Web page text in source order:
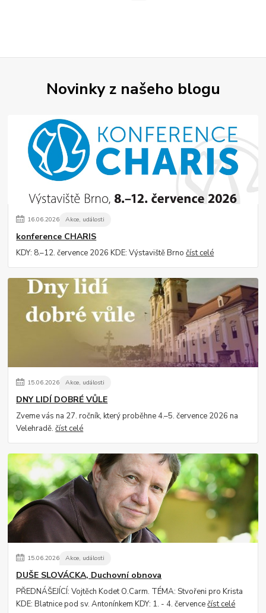
Novinky z našeho blogu
16.06.2026 Akce, události
konference CHARIS
KDY: 8.–12. července 2026 KDE: Výstaviště Brnočíst celé
15.06.2026 Akce, události
DNY LIDÍ DOBRÉ VŮLE
Zveme vás na 27. ročník, který proběhne 4.–5. července 2026 na
Velehradě.číst celé
15.06.2026 Akce, události
DUŠE SLOVÁCKA, Duchovní obnova
PŘEDNÁŠEJÍCÍ: Vojtěch Kodet O.Carm. TÉMA: Stvořeni pro Krista
KDE: Blatnice pod sv. Antonínkem KDY: 1. - 4. červencečíst celé